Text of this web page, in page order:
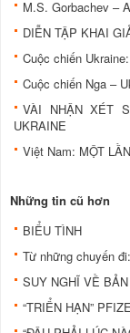
M.S. Gorbachev –
DIỄN TẬP KHAI
Cuộc chiến
Cuộc chiến Nga –
VÀI NHẬN XÉT
UKRAINE
Việt Nam: MỘT
Những tin cũ hơn
BIỂU TÌNH
Từ những chuyến
SUY NGHĨ VỀ
“TRIỂN HẠN”